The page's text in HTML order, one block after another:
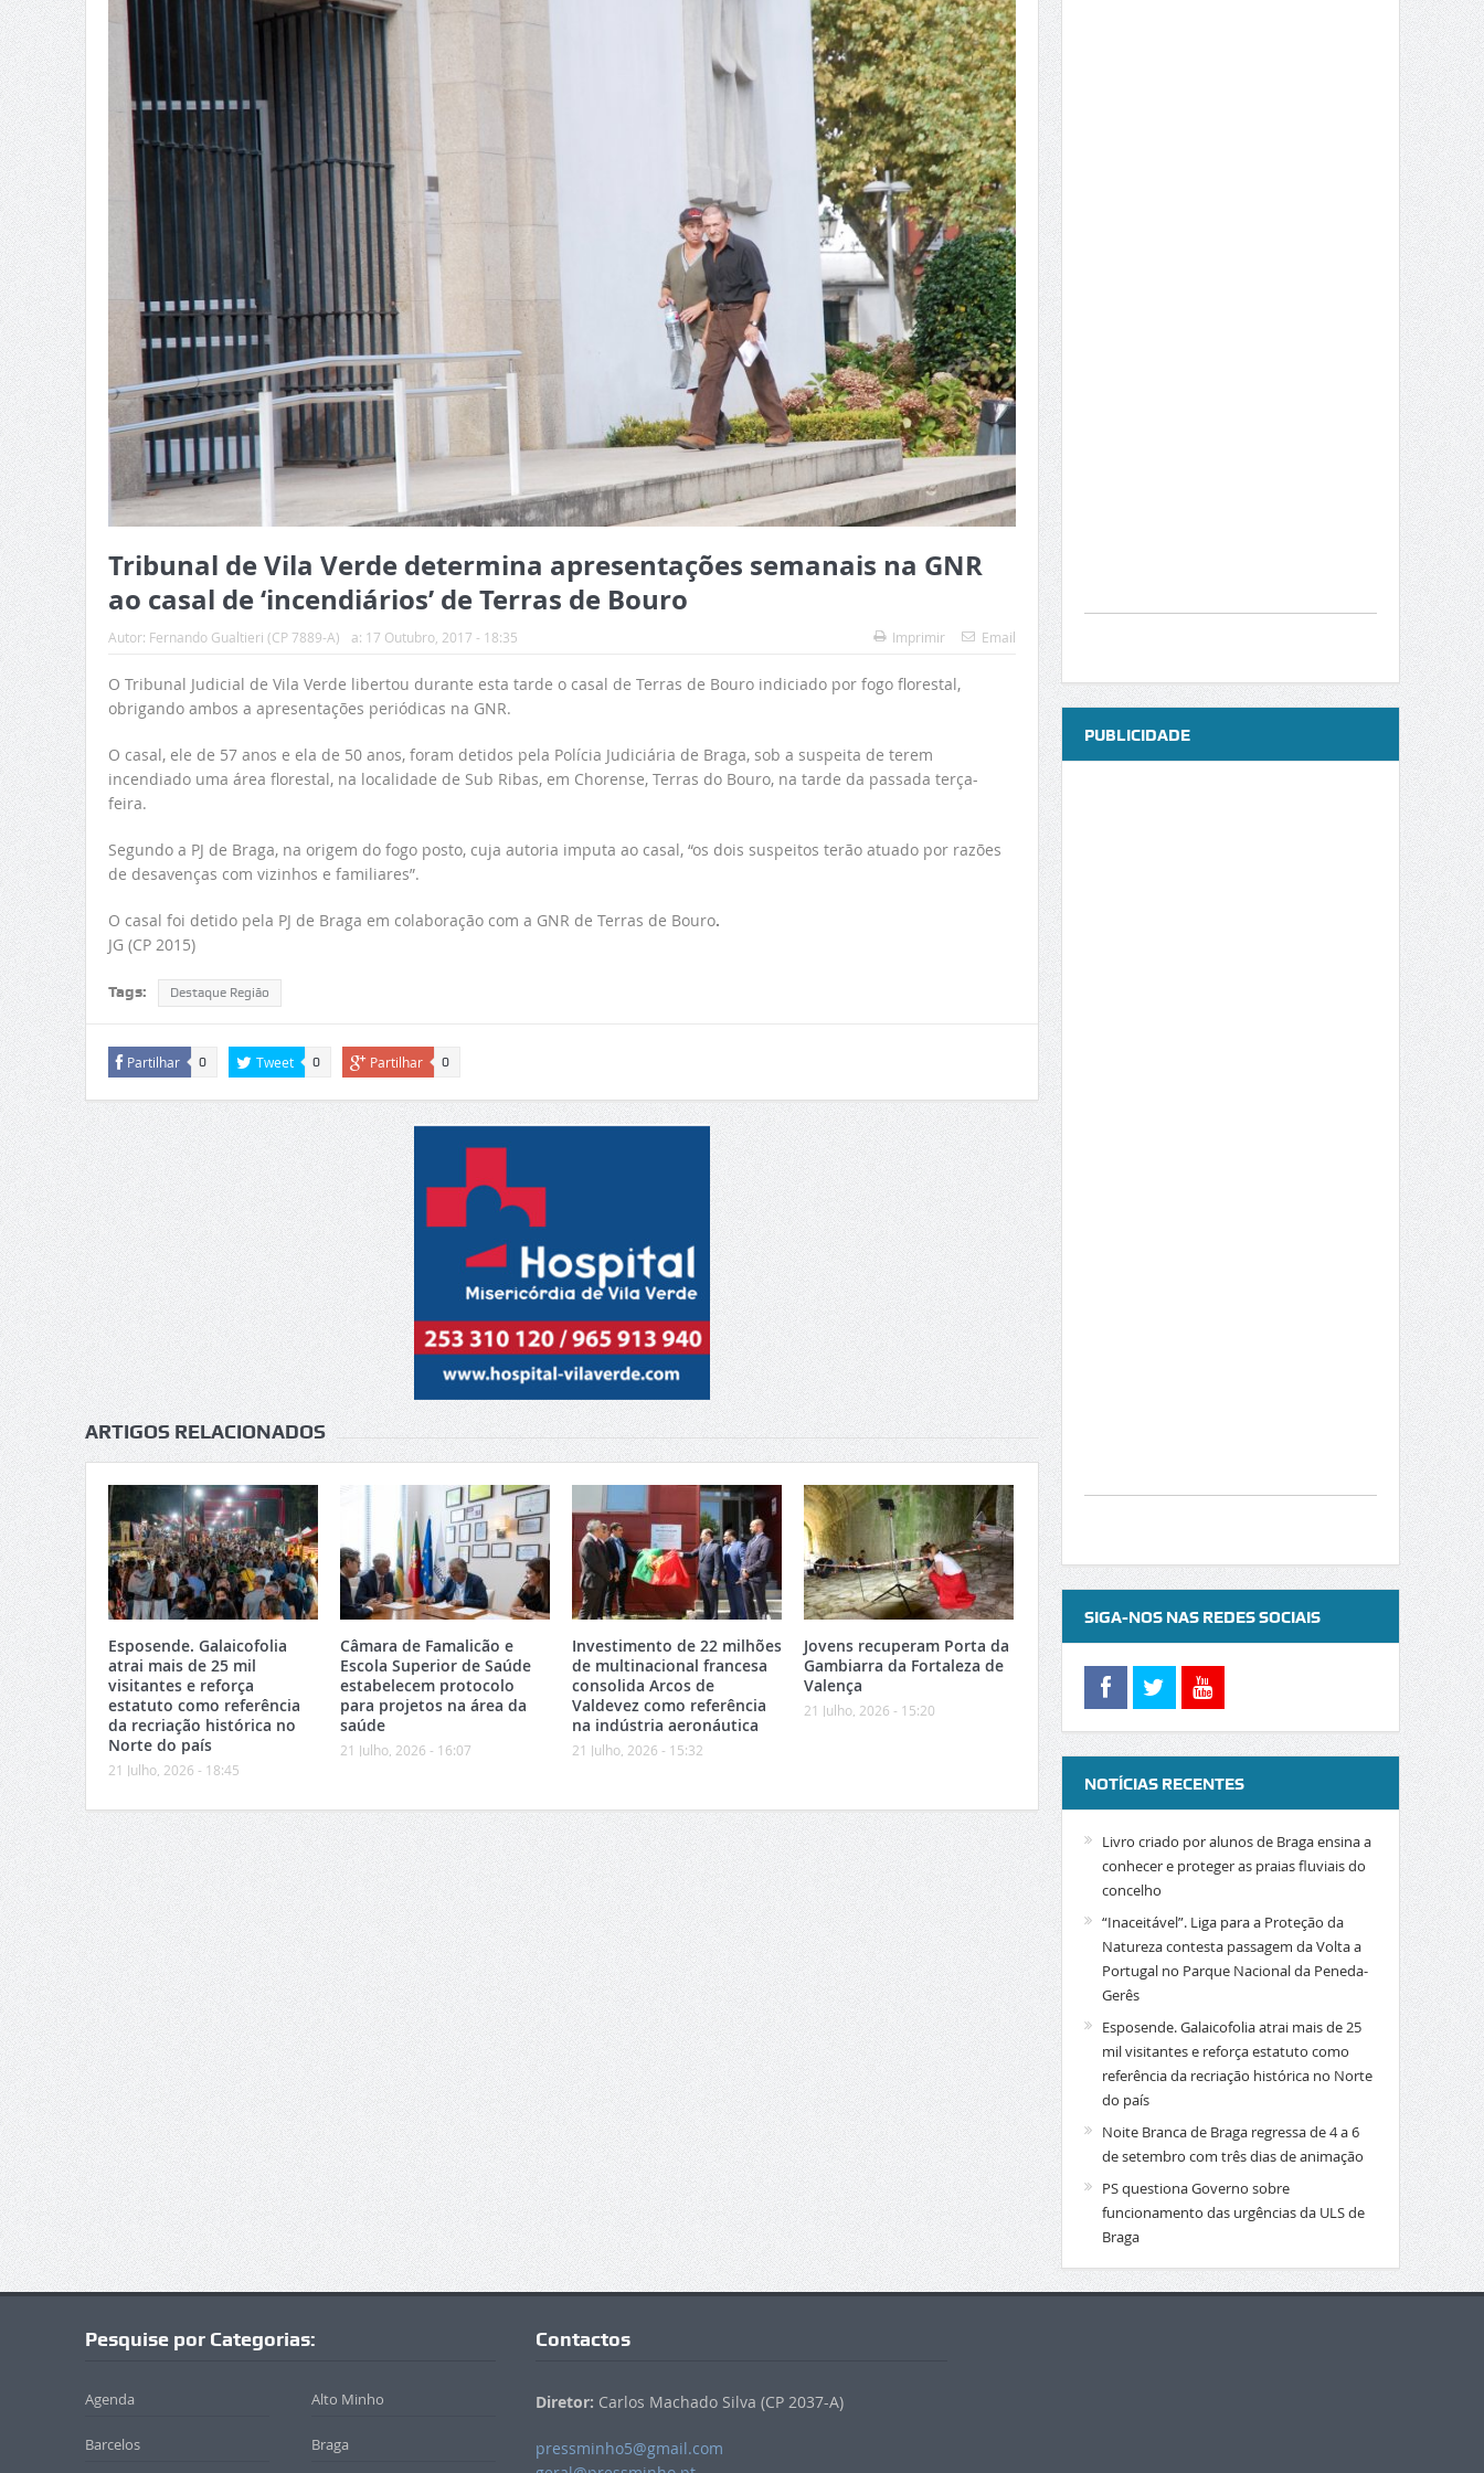
Tribunal de Vila Verde determina apresentações semanais na GNR
ao casal de ‘incendiários’ de Terras de Bouro
Autor: Fernando Gualtieri (CP 7889-A) a: 17 Outubro, 2017 - 18:35 Imprimir Email
O Tribunal Judicial de Vila Verde libertou durante esta tarde o casal de Terras de Bouro indiciado por fogo florestal,
obrigando ambos a apresentações periódicas na GNR.
O casal, ele de 57 anos e ela de 50 anos, foram detidos pela Polícia Judiciária de Braga, sob a suspeita de terem
incendiado uma área florestal, na localidade de Sub Ribas, em Chorense, Terras do Bouro, na tarde da passada terça-
feira.
Segundo a PJ de Braga, na origem do fogo posto, cuja autoria imputa ao casal, “os dois suspeitos terão atuado por razões
de desavenças com vizinhos e familiares”.
O casal foi detido pela PJ de Braga em colaboração com a GNR de Terras de Bouro.
JG (CP 2015)
Tags: Destaque Região
Partilhar 0 Tweet 0 Partilhar 0
ARTIGOS RELACIONADOS
Esposende. Galaicofolia
atrai mais de 25 mil
visitantes e reforça
estatuto como referência
da recriação histórica no
Norte do país
21 Julho, 2026 - 18:45
Câmara de Famalicão e
Escola Superior de Saúde
estabelecem protocolo
para projetos na área da
saúde
21 Julho, 2026 - 16:07
Investimento de 22 milhões
de multinacional francesa
consolida Arcos de
Valdevez como referência
na indústria aeronáutica
21 Julho, 2026 - 15:32
Jovens recuperam Porta da
Gambiarra da Fortaleza de
Valença
21 Julho, 2026 - 15:20
PUBLICIDADE
SIGA-NOS NAS REDES SOCIAIS
NOTÍCIAS RECENTES
Livro criado por alunos de Braga ensina a
conhecer e proteger as praias fluviais do
concelho
“Inaceitável”. Liga para a Proteção da
Natureza contesta passagem da Volta a
Portugal no Parque Nacional da Peneda-
Gerês
Esposende. Galaicofolia atrai mais de 25
mil visitantes e reforça estatuto como
referência da recriação histórica no Norte
do país
Noite Branca de Braga regressa de 4 a 6
de setembro com três dias de animação
PS questiona Governo sobre
funcionamento das urgências da ULS de
Braga
Pesquise por Categorias:
Agenda Alto Minho
Barcelos Braga
Contactos
Diretor: Carlos Machado Silva (CP 2037-A)
pressminho5@gmail.com